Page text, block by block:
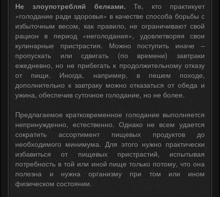
Не злоупотребляй белками. Те, кто практикует
«голодание ради здоровья» в качестве способа борьбы с
избыточным весом, как правило, не ограничивают свой
рацион в период «неголодания», удовлетворяя свои
кулинарные пристрастия. Можно поступить иначе –
пропускать или сдвигать (по времени) завтраки
ежедневно, но не прибегать к продолжительному отказу
от пищи. Иногда, например, в пешем походе,
дополнительно к завтраку можно отказаться от обеда и
ужина, обеспечив суточное голодание, но не более.
Предлагаемое кратковременное голодание выполняется
непринужденно, естественно. Однако не всем удается
сократить ассортимент пищевых продуктов до
необходимого минимума. Для этого нужно практически
избавиться от пищевых пристрастий, испытывая
потребность в той или иной пище только потому, что она
полезна и нужна организму при том или ином
физическом состоянии.